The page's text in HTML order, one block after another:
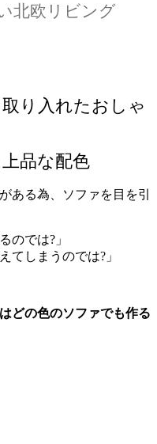
北欧リビング
り入れたおしゃ
品な配色
ある為、ソファを目を引
のでは?」
てしまうのでは?」
どの色のソファでも作る